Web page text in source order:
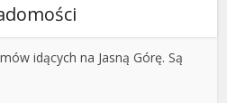
idących na Jasną Górę. Są